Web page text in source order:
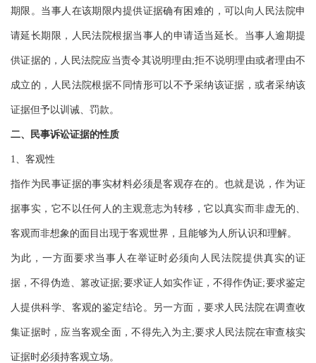
期限。当事人在该期限内提供证据确有困难的，可以向人民法院申
请延长期限，人民法院根据当事人的申请适当延长。当事人逾期提
供证据的，人民法院应当责令其说明理由;拒不说明理由或者理由不
成立的，人民法院根据不同情形可以不予采纳该证据，或者采纳该
证据但予以训诫、罚款。
二、民事诉讼证据的性质
1、客观性
指作为民事证据的事实材料必须是客观存在的。也就是说，作为证
据事实，它不以任何人的主观意志为转移，它以真实而非虚无的、
客观而非想象的面目出现于客观世界，且能够为人所认识和理解。
为此，一方面要求当事人在举证时必须向人民法院提供真实的证
据，不得伪造、篡改证据;要求证人如实作证，不得作伪证;要求鉴定
人提供科学、客观的鉴定结论。另一方面，要求人民法院在调查收
集证据时，应当客观全面，不得先入为主;要求人民法院在审查核实
证据时必须持客观立场。